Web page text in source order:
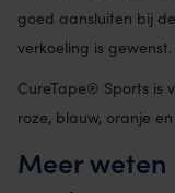
goed aansluiten bij
verkoeling is gewenst.
CureTape® Sports is
roze, blauw, oranje
Meer weten